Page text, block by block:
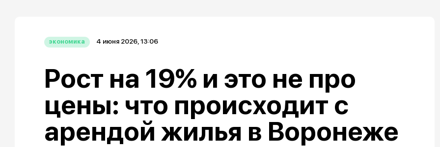
экономика 4 июня 2026, 13:06
Рост на 19% и это не про
цены: что происходит с
арендой жилья в Воронеже